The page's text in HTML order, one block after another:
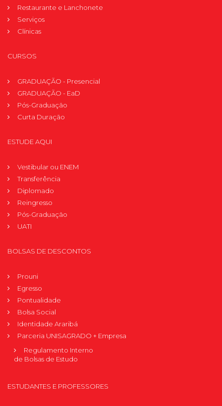
Restaurante e Lanchonete
Serviços
Clínicas
CURSOS
GRADUAÇÃO - Presencial
GRADUAÇÃO - EaD
Pós-Graduação
Curta Duração
ESTUDE AQUI
Vestibular ou ENEM
Transferência
Diplomado
Reingresso
Pós-Graduação
UATI
BOLSAS DE DESCONTOS
Prouni
Egresso
Pontualidade
Bolsa Social
Identidade Araribá
Parceria UNISAGRADO + Empresa
Regulamento Interno
de Bolsas de Estudo
ESTUDANTES E PROFESSORES